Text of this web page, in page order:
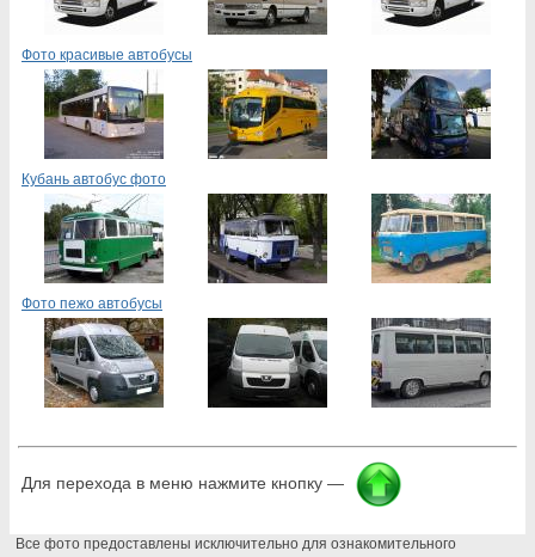
Фото красивые автобусы
Кубань автобус фото
Фото пежо автобусы
Для перехода в меню нажмите кнопку —
Все фото предоставлены исключительно для ознакомительного